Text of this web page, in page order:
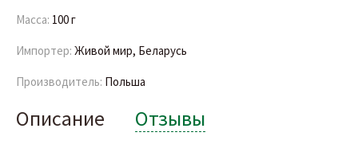
Масса: 100 г
Импортер: Живой мир, Беларусь
Производитель: Польша
Описание Отзывы